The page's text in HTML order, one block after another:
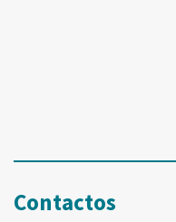
Contactos